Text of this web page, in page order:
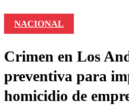
NACIONAL
Crimen en Los
preventiva para
homicidio de